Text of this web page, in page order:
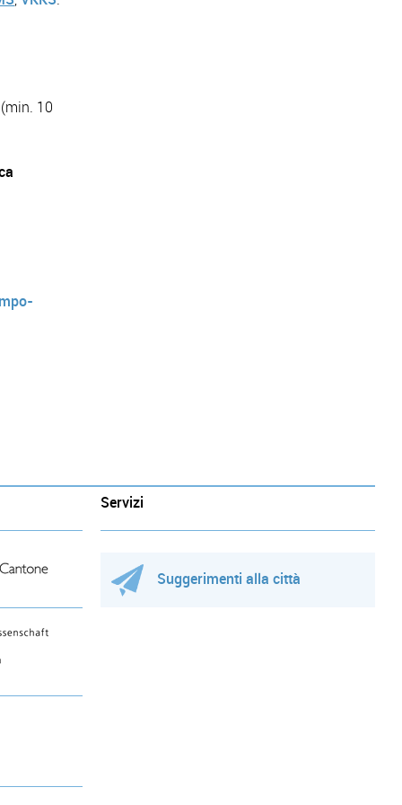
10
Servizi
Suggerimenti alla città